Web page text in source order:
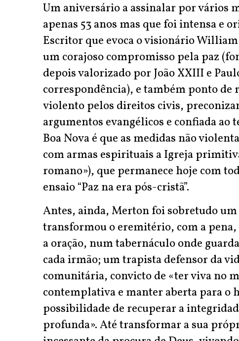
Um aniversário a assinalar por vários
apenas 53 anos mas que foi intensa e
Escritor que evoca o visionário
um corajoso compromisso pela paz
depois valorizado por João XXIII e
correspondência), e também ponto
violento pelos direitos civis,
argumentos evangélicos e confiada ao
Boa Nova é que as medidas não
com armas espirituais a Igreja
romano»), que permanece hoje com
ensaio “Paz na era pós-cristã”.
Antes, ainda, Merton foi sobretudo
transformou o eremitério, com a
a oração, num tabernáculo onde
cada irmão; um trapista defensor da
comunitária, convicto de «ter viva no
contemplativa e manter aberta para o
possibilidade de recuperar a
profunda». Até transformar a sua